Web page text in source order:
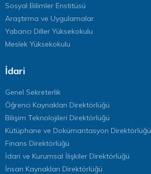
Sosyal Bilimler Enstitüsü
Araştırma ve Uygulamalar
Yabancı Diller Yüksekokulu
Meslek Yüksekokulu
İdari
Genel Sekreterlik
Öğrenci Kaynakları Direktörlüğü
Bilişim Teknolojileri Direktörlüğü
Kütüphane ve Dokümantasyon Direktörlüğü
Finans Direktörlüğü
İdari ve Kurumsal İlişkiler Direktörlüğü
İnsan Kaynakları Direktörlüğü